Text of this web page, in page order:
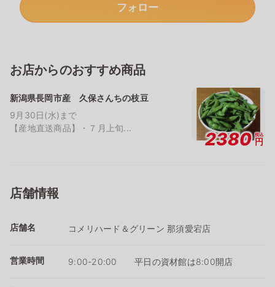
フォロー
お店からのおすすめ商品
新潟県長岡市産 久保さんちの枝豆
9月30日(水)まで
【産地直送商品】・７月上旬...
2380 税込
円
店舗情報
店舗名 コメリハード＆グリーン 那須愛宕店
営業時間 9:00-20:00 平日の資材館は8:00開店